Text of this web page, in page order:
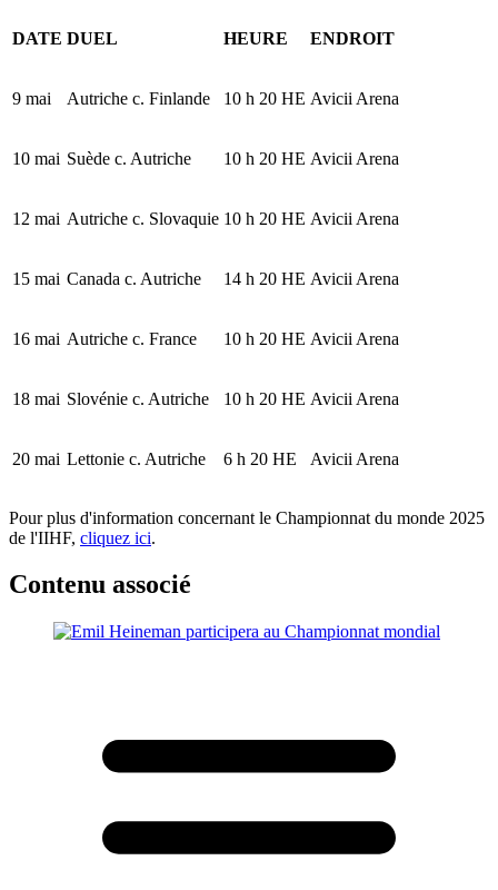
DATE DUEL HEURE ENDROIT
9 mai Autriche c. Finlande 10 h 20 HE Avicii Arena
10 mai Suède c. Autriche 10 h 20 HE Avicii Arena
12 mai Autriche c. Slovaquie 10 h 20 HE Avicii Arena
15 mai Canada c. Autriche 14 h 20 HE Avicii Arena
16 mai Autriche c. France 10 h 20 HE Avicii Arena
18 mai Slovénie c. Autriche 10 h 20 HE Avicii Arena
20 mai Lettonie c. Autriche 6 h 20 HE Avicii Arena
Pour plus d'information concernant le Championnat du monde 2025
de l'IIHF, cliquez ici.
Contenu associé